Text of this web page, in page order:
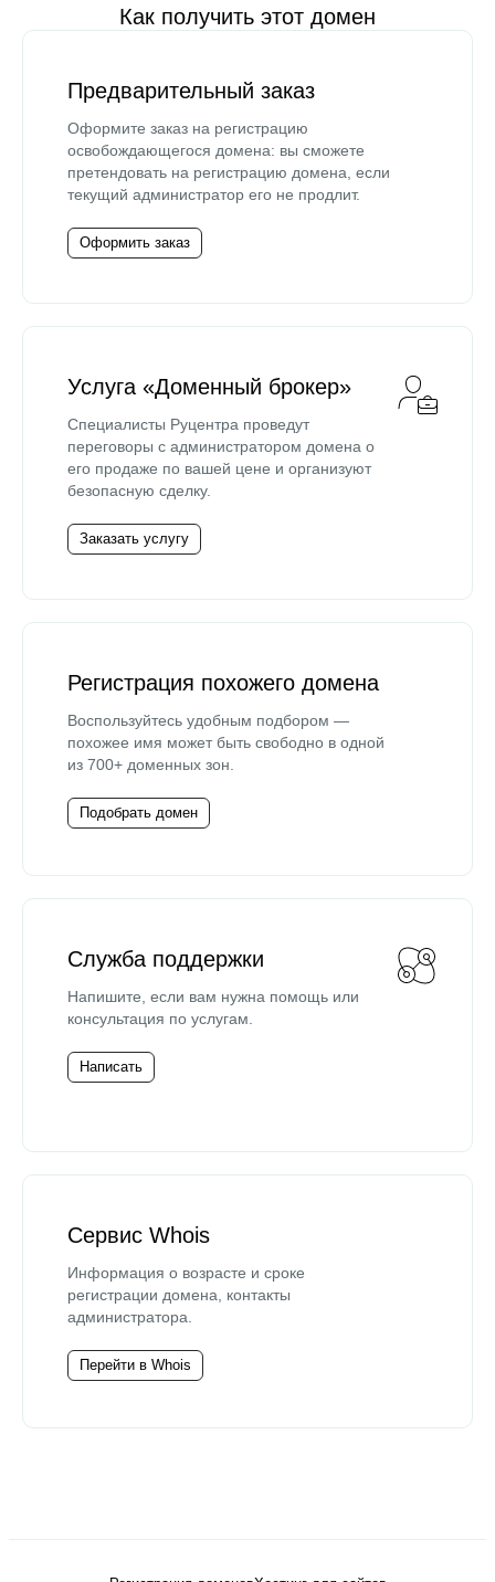
Как получить этот домен
Предварительный заказ
Оформите заказ на регистрацию
освобождающегося домена: вы сможете
претендовать на регистрацию домена, если
текущий администратор его не продлит.
Оформить заказ
Услуга «Доменный брокер»
Специалисты Руцентра проведут
переговоры с администратором домена о
его продаже по вашей цене и организуют
безопасную сделку.
Заказать услугу
Регистрация похожего домена
Воспользуйтесь удобным подбором —
похожее имя может быть свободно в одной
из 700+ доменных зон.
Подобрать домен
Служба поддержки
Напишите, если вам нужна помощь или
консультация по услугам.
Написать
Сервис Whois
Информация о возрасте и сроке
регистрации домена, контакты
администратора.
Перейти в Whois